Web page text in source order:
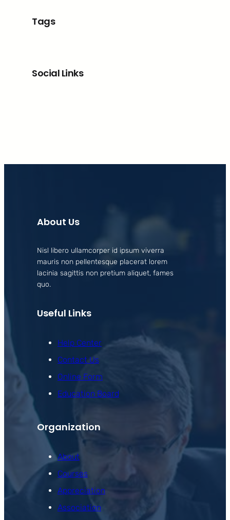
Tags
Social Links
About Us
Nisl libero ullamcorper id ipsum viverra
mauris non pellentesque placerat lorem
lacinia sagittis non pretium aliquet, fames
quo.
Useful Links
Help Center
Contact Us
Online Form
Education Board
Organization
About
Courses
Appreciation
Association